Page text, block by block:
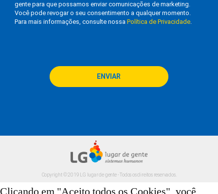
gente para que possamos enviar comunicações de marketing.
Você pode revogar o seu consentimento a qualquer momento.
Para mais informações, consulte nossa Política de Privacidade.
Copyright © 2019 LG lugar de gente - Todos os direitos reservados.